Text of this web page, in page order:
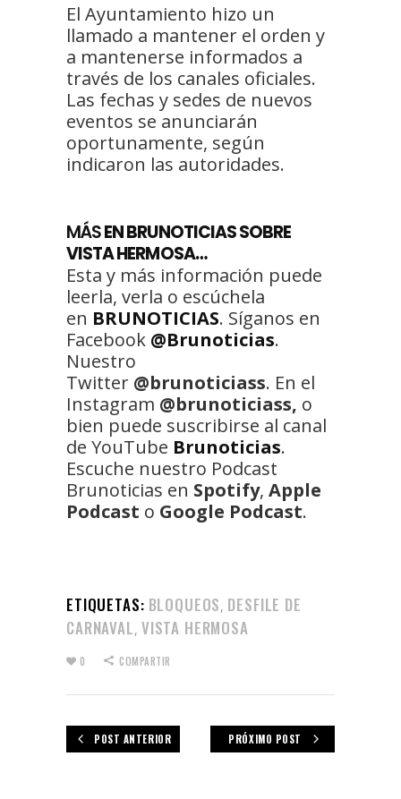
El Ayuntamiento hizo un
llamado a mantener el orden y
a mantenerse informados a
través de los canales oficiales.
Las fechas y sedes de nuevos
eventos se anunciarán
oportunamente, según
indicaron las autoridades.
MÁSEN BRUNOTICIAS SOBRE
VISTA HERMOSA…
Esta y más información puede
leerla, verla o escúchela
en BRUNOTICIAS. Síganos en
Facebook @Brunoticias.
Nuestro
Twitter @brunoticiass. En el
Instagram @brunoticiass, o
bien puede suscribirse al canal
de YouTube Brunoticias.
Escuche nuestro Podcast
Brunoticias en Spotify, Apple
Podcast o Google Podcast.
ETIQUETAS: BLOQUEOS, DESFILE DE
CARNAVAL, VISTA HERMOSA
0 COMPARTIR
POST ANTERIOR PRÓXIMO POST